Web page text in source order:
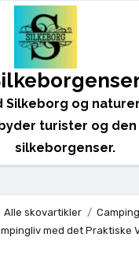
Silkeborg og
turister og
silkeborgenser.
Alle skovartikler
Camping
med det Praktiske